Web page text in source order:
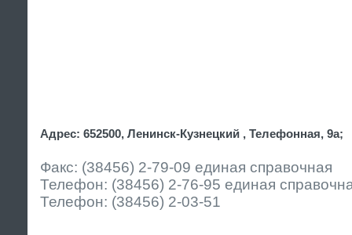
Адрес: 652500, Ленинск-Кузнецкий , Телефонная, 9а;
Факс: (38456) 2-79-09 единая справочная
Телефон: (38456) 2-76-95 единая
Телефон: (38456) 2-03-51